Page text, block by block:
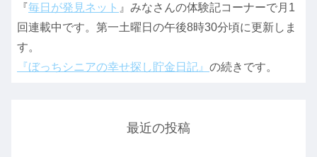
『毎日が発見ネット 』みなさんの体験記コーナーで月1
回連載中です。第一土曜日の午後8時30分頃に更新しま
す。
『ぼっちシニアの幸せ探し貯金日記』 の続きです。
最近の投稿